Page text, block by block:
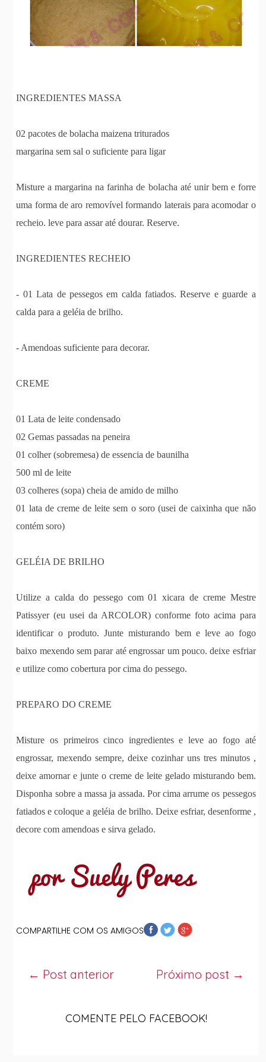
INGREDIENTES MASSA
02 pacotes de bolacha maizena triturados
margarina sem sal o suficiente para ligar
Misture a margarina na farinha de bolacha até unir bem e forre
uma forma de aro removível formando laterais para acomodar o
recheio. leve para assar até dourar. Reserve.
INGREDIENTES RECHEIO
- 01 Lata de pessegos em calda fatiados. Reserve e guarde a
calda para a geléia de brilho.
- Amendoas suficiente para decorar.
CREME
01 Lata de leite condensado
02 Gemas passadas na peneira
01 colher (sobremesa) de essencia de baunilha
500 ml de leite
03 colheres (sopa) cheia de amido de milho
01 lata de creme de leite sem o soro (usei de caixinha que não
contém soro)
GELÉIA DE BRILHO
Utilize a calda do pessego com 01 xicara de creme Mestre
Patissyer (eu usei da ARCOLOR) conforme foto acima para
identificar o produto. Junte misturando bem e leve ao fogo
baixo mexendo sem parar até engrossar um pouco. deixe esfriar
e utilize como cobertura por cima do pessego.
PREPARO DO CREME
Misture os primeiros cinco ingredientes e leve ao fogo até
engrossar, mexendo sempre, deixe cozinhar uns tres minutos ,
deixe amornar e junte o creme de leite gelado misturando bem.
Disponha sobre a massa ja assada. Por cima arrume os pessegos
fatiados e coloque a geléia de brilho. Deixe esfriar, desenforme ,
decore com amendoas e sirva gelado.
COMPARTILHE COM OS AMIGOS
Próximo post →
← Post anterior
COMENTE PELO FACEBOOK!